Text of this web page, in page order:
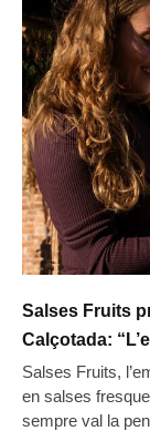
Salses Fruits
Calçotada:
Salses Fruits,
en salses
sempre val la